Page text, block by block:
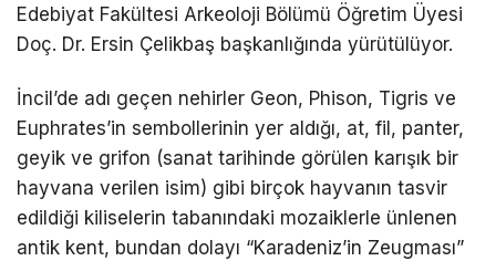
Edebiyat Fakültesi Arkeoloji Bölümü Öğretim Üyesi
Doç. Dr. Ersin Çelikbaş başkanlığında yürütülüyor.
İncil’de adı geçen nehirler Geon, Phison, Tigris ve
Euphrates’in sembollerinin yer aldığı, at, fil, panter,
geyik ve grifon (sanat tarihinde görülen karışık bir
hayvana verilen isim) gibi birçok hayvanın tasvir
edildiği kiliselerin tabanındaki mozaiklerle ünlenen
antik kent, bundan dolayı “Karadeniz’in Zeugması”